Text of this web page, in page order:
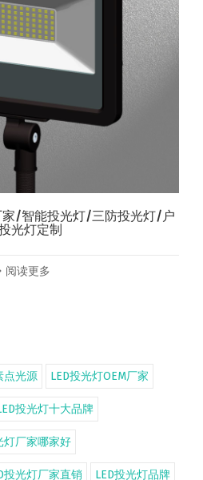
家/智能投光灯/三防投光灯/户
光灯定制
阅读更多
点光源 LED投光灯OEM厂家
投光灯十大品牌
灯厂家哪家好
投光灯厂家直销 LED投光灯品牌